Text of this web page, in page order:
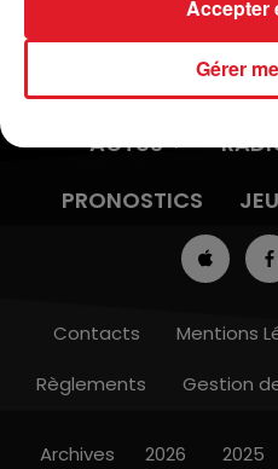
ACTUS
PRONOSTICS
Contacts Mentions
Règlements
Gestion
Archives 2026 2025
Gérer
Accepter